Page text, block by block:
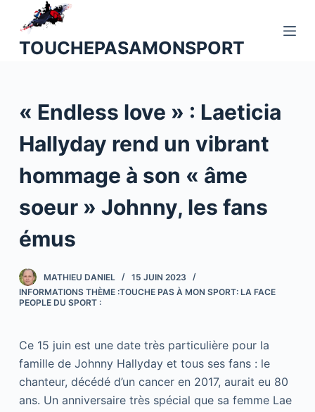
o
e
u
TOUCHEPASAMONSPORT
« Endless love » : Laeticia
Hallyday rend un vibrant
hommage à son « âme
soeur » Johnny, les fans
émus
MATHIEU DANIEL
15 JUIN 2023
INFORMATIONS THÈME :TOUCHE PAS À MON SPORT: LA FACE
PEOPLE DU SPORT :
Ce 15 juin est une date très particulière pour la
famille de Johnny Hallyday et tous ses fans : le
chanteur, décédé d’un cancer en 2017, aurait eu 80
ans. Un anniversaire très spécial que sa femme Lae